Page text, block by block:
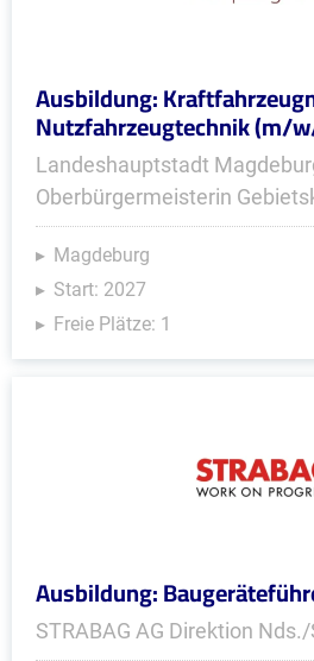
Ausbildung:
Nutzfahrzeugtechnik (m/
Landeshauptstadt
Oberbürgermeisterin
Magdeburg
Start: 2027
Freie Plätze: 1
Ausbildung:
STRABAG AG Direktion